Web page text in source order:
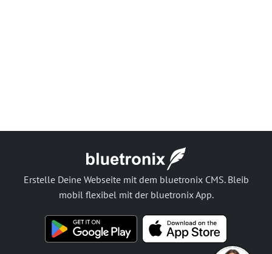
Erstelle Deine Webseite mit dem bluetronix CMS. Bleib
mobil flexibel mit der bluetronix App.